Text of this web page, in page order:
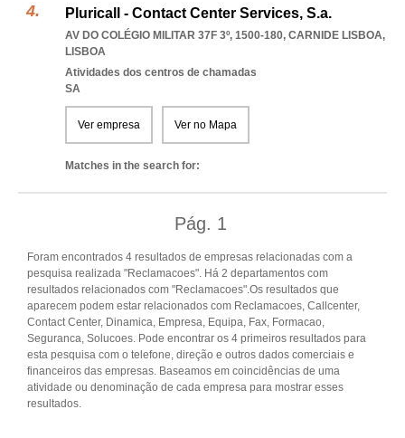
Pluricall - Contact Center Services, S.a.
AV DO COLÉGIO MILITAR 37F 3º, 1500-180, CARNIDE LISBOA,
LISBOA
Atividades dos centros de chamadas
SA
Ver empresa Ver no Mapa
Matches in the search for:
Pág. 1
Foram encontrados 4 resultados de empresas relacionadas com a
pesquisa realizada "Reclamacoes". Há 2 departamentos com
resultados relacionados com "Reclamacoes".Os resultados que
aparecem podem estar relacionados com Reclamacoes, Callcenter,
Contact Center, Dinamica, Empresa, Equipa, Fax, Formacao,
Seguranca, Solucoes. Pode encontrar os 4 primeiros resultados para
esta pesquisa com o telefone, direção e outros dados comerciais e
financeiros das empresas. Baseamos em coincidências de uma
atividade ou denominação de cada empresa para mostrar esses
resultados.